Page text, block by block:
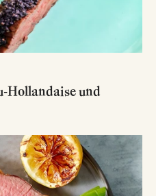
Hollandaise und